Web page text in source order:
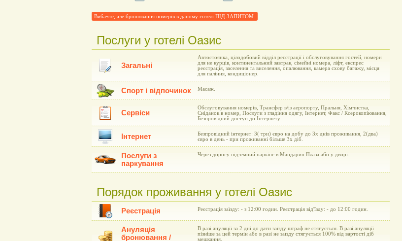
Вибачте, але бронювання номерів в даному готелі ПІД ЗАПИТОМ.
Послуги у готелі Оазис
Загальні
Автостоянка, цілодобовий відділ реєстрації і обслуговування гостей, номери
для не курців, континентальний завтрак, сімейні номера, ліфт, експрес
реєстрація, заселення та виселення, опалювання, камера схову багажу, місця
для паління, кондиціонер.
Спорт і відпочинок Масаж.
Сервіси
Обслуговування номерів, Трансфер в/із аеропорту, Пральня, Хімчистка,
Сніданок в номер, Послуги з гладіння одягу, Інтернет, Факс / Ксерокопіювання,
Безпровідний доступ до Інтернету.
Інтернет
Безпровідний інтернет: 3( три) євро на добу до 3х днів проживання, 2(два)
євро в день - при проживанні більше 3х діб.
Послуги з
паркування
Через дорогу підземний паркінг в Мандарин Плаза або у дворі.
Порядок проживання у готелі Оазис
Реєстрація Реєстрація заїзду: - з 12:00 годин. Реєстрація від'їзду: - до 12:00 годин.
Ануляція
бронювання /
В разі ануляції за 2 дні до дати заїзду штраф не стягується. В разі ануляції
пізніше за цей термін або в разі не заїзду стягується 100% від вартості діб
мешкання.